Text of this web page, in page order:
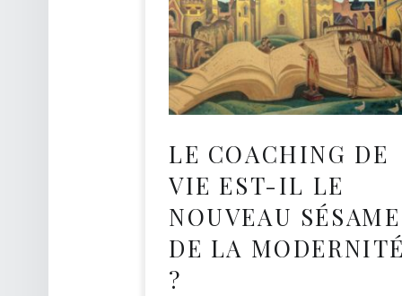
S
|
C
O
A
C
H
D
E
V
LE COACHING DE
VIE EST-IL LE
NOUVEAU SÉSAME
DE LA MODERNITÉ
?